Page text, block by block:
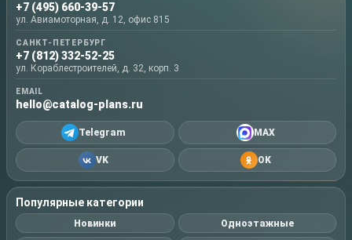
+7 (495) 660-39-57
ул. Авиамоторная, д. 12, офис 815
САНКТ-ПЕТЕРБУРГ
+7 (812) 332-52-25
ул. Кораблестроителей, д. 32, корп. 3
EMAIL
hello@catalog-plans.ru
Telegram MAX
VK OK
Популярные категории
Новинки Одноэтажные